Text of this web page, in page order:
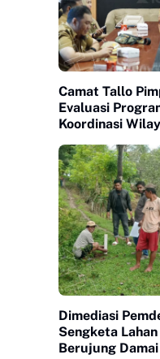
Camat Tallo
Evaluasi
Koordinasi
Dimediasi
Sengketa
Berujung Damai